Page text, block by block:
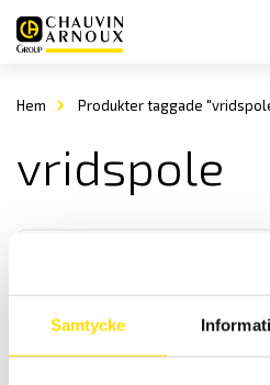
Samtycke
Hem Produkter taggade
vridspole